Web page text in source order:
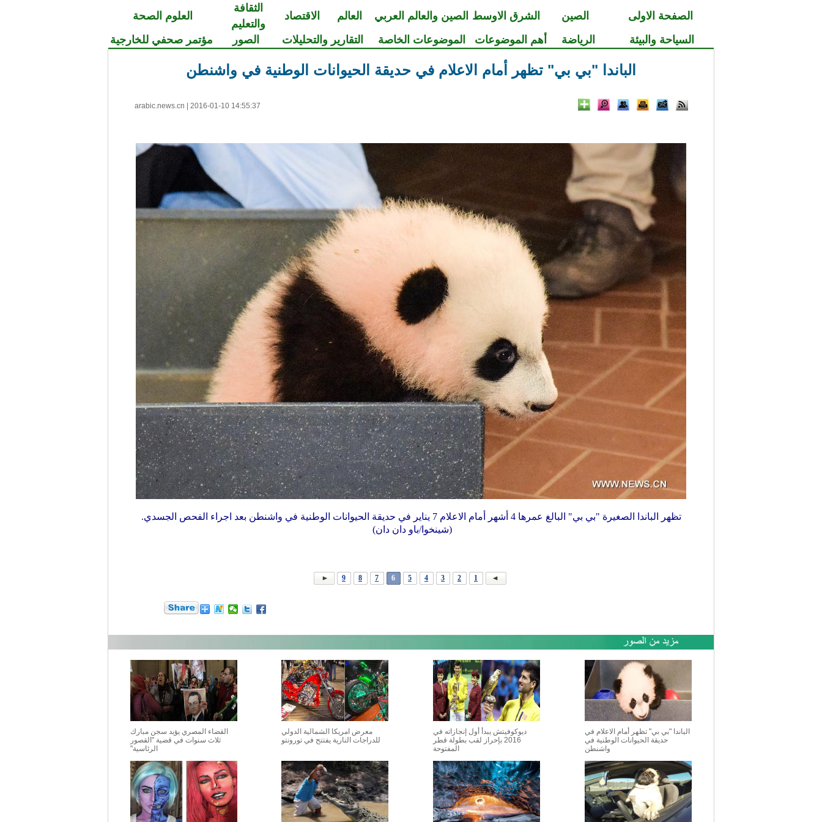
الصفحة الاولى الصين الشرق الاوسط الصين والعالم العربي العالم الاقتصاد
الثقافة
والتعليم
العلوم الصحة
السياحة والبيئة
الرياضة أهم الموضوعات الموضوعات الخاصة التقارير والتحليلات الصور مؤتمر صحفي للخارجية
الباندا "بي بي" تظهر أمام الاعلام في حديقة الحيوانات الوطنية في واشنطن
arabic.news.cn 2016-01-10 14:55:37
تظهر الباندا الصغيرة "بي بي" البالغ عمرها 4 أشهر أمام الاعلام 7 يناير في حديقة الحيوانات الوطنية في واشنطن بعد اجراء الفحص الجسدي.
(شينخوا/باو دان دان)
1
2
3
4
5
6
7
8
9
الباندا "بي بي" تظهر أمام الاعلام في
حديقة الحيوانات الوطنية في
واشنطن
ديوكوفيتش يبدأ أول إنجازاته في
2016 بإحراز لقب بطولة قطر
المفتوحة
معرض امريكا الشمالية الدولي
للدراجات النارية يفتتح في تورونتو
القضاء المصري يؤيد سجن مبارك
ثلاث سنوات في قضية "القصور
الرئاسية"